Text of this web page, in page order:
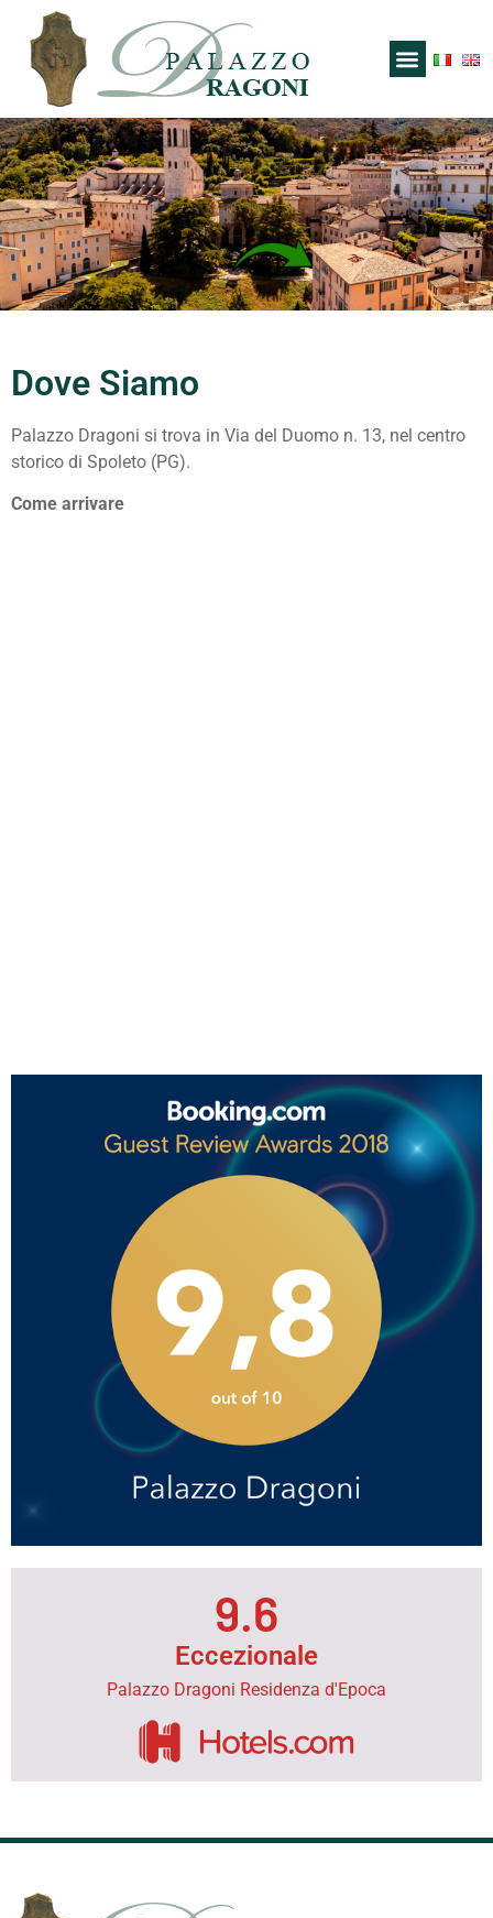
Dove Siamo
Palazzo Dragoni si trova in Via del Duomo n. 13, nel centro
storico di Spoleto (PG).
Come arrivare
9.6
Eccezionale
Palazzo Dragoni Residenza d'Epoca